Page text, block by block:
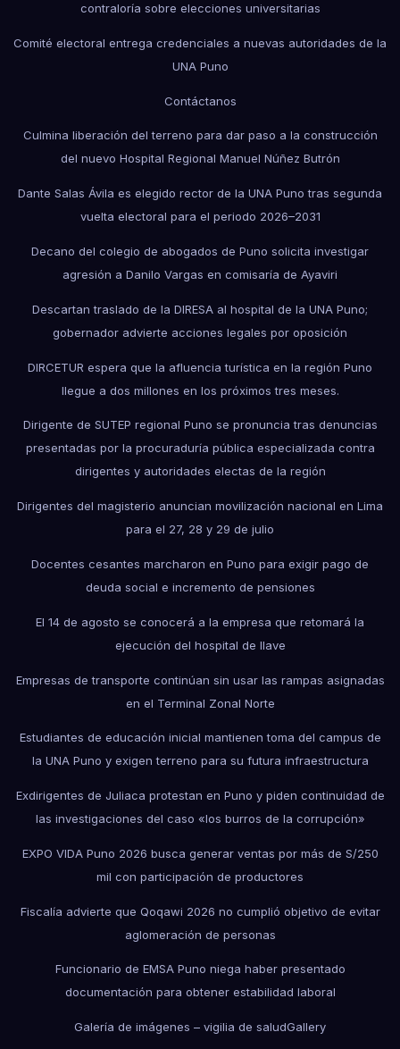
contraloría sobre elecciones universitarias
Comité electoral entrega credenciales a nuevas autoridades de la
UNA Puno
Contáctanos
Culmina liberación del terreno para dar paso a la construcción
del nuevo Hospital Regional Manuel Núñez Butrón
Dante Salas Ávila es elegido rector de la UNA Puno tras segunda
vuelta electoral para el periodo 2026–2031
Decano del colegio de abogados de Puno solicita investigar
agresión a Danilo Vargas en comisaría de Ayaviri
Descartan traslado de la DIRESA al hospital de la UNA Puno;
gobernador advierte acciones legales por oposición
DIRCETUR espera que la afluencia turística en la región Puno
llegue a dos millones en los próximos tres meses.
Dirigente de SUTEP regional Puno se pronuncia tras denuncias
presentadas por la procuraduría pública especializada contra
dirigentes y autoridades electas de la región
Dirigentes del magisterio anuncian movilización nacional en Lima
para el 27, 28 y 29 de julio
Docentes cesantes marcharon en Puno para exigir pago de
deuda social e incremento de pensiones
El 14 de agosto se conocerá a la empresa que retomará la
ejecución del hospital de Ilave
Empresas de transporte continúan sin usar las rampas asignadas
en el Terminal Zonal Norte
Estudiantes de educación inicial mantienen toma del campus de
la UNA Puno y exigen terreno para su futura infraestructura
Exdirigentes de Juliaca protestan en Puno y piden continuidad de
las investigaciones del caso «los burros de la corrupción»
EXPO VIDA Puno 2026 busca generar ventas por más de S/250
mil con participación de productores
Fiscalía advierte que Qoqawi 2026 no cumplió objetivo de evitar
aglomeración de personas
Funcionario de EMSA Puno niega haber presentado
documentación para obtener estabilidad laboral
Galería de imágenes – vigilia de saludGallery